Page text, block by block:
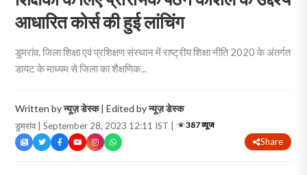
आधारित कोर्स की हुई लांचिंग
डुमरांव. जिला शिक्षा एवं प्रशिक्षण संस्थान में राष्ट्रीय शिक्षा नीति 2020 के अंतर्गत
डायट के माध्यम से जिला का शैक्षणिक...
Written byन्यूज़ डेस्क| Edited byन्यूज़ डेस्क
डुमरांव | September 28, 2023 12:11 IST | 387 व्यूज
Share